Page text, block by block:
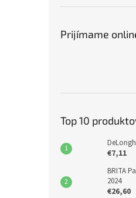
Prijímame
Top 10
€7,11
BRITA
2024
€26,60